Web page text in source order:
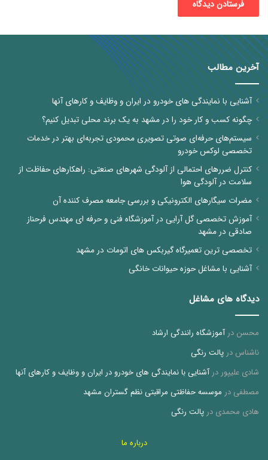
آخرین مطالب
آشنایی با نمایندگی های خودرو در ایران و وظایف و کارهای آنها
چگونه کسب و کار خود را در مشهد به یک برند محلی تبدیل کنیم؟
سیستم‌های حرفه‌ای صوتی تصویری محمودی تجربه‌ای بهتر در خدمات
تخصصی لوکس خودرو
کنترل ضررهای احتمالی از آلودگی شهرهای صنعتی: راهکارهای حفاظت از
سلامت در آلودگی هوا
مضرات سیگارهای الکترونیکی و بررسی جامعه مصرف کننده آن
آموزش تخصصی گل آرایی در آموزشگاه فنی و حرفه ای مهندس فرحناز
صادقی در مشهد
تخصصی ترین تعمیرگاه گیربکس های اتومات در مشهد
آشنایی با مشاغل حوزه حیوانات خانگی
دیدگاه های مشاغل
محسن درآموزشگاه رانندگی ارشاد
ناشناس در پالت رنگی
شادی علیپور درآشنایی با نمایندگی های خودرو در ایران و وظایف و کارهای آنها
مصطفی در موسسه حفاظتی مراقبتی نظم گستران مشهد
هادی محمدی در پالت رنگی
درباره ما